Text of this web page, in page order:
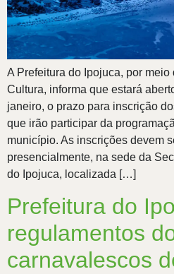
A Prefeitura do Ipojuca, por
Cultura, informa que estará
janeiro, o prazo para inscrição
que irão participar da
município. As inscrições devem
presencialmente, na sede da
do Ipojuca, localizada […]
Prefeitura do
regulamentos
carnavalescos